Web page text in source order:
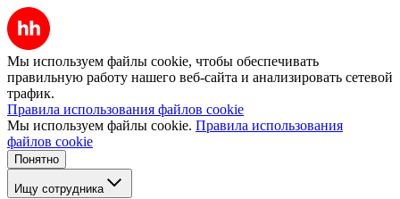
Мы используем файлы cookie, чтобы обеспечивать
правильную работу нашего веб-сайта и анализировать сетевой
трафик.
Правила использования файлов cookie
Мы используем файлы cookie. Правила использования
файлов cookie
Понятно
Ищу сотрудника